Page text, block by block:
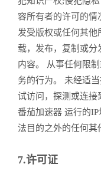
容所有者的许可的情
发受版权或任何其
载，发布，复制或分
内容。 从事任何限
务的行为。 未经适
试访问，探测或连接
番茄加速器 运行的
法目的之外的任何其
7.许可证